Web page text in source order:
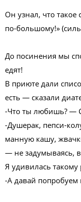
Он узнал, что
по-большому!»
До посинения мы
едят!
В приюте дали
есть — сказали
-Что ты любишь? —
-Душерак, пепси-
манную кашу,
— не задумываясь,
Я удивилась
-А давай попробуем